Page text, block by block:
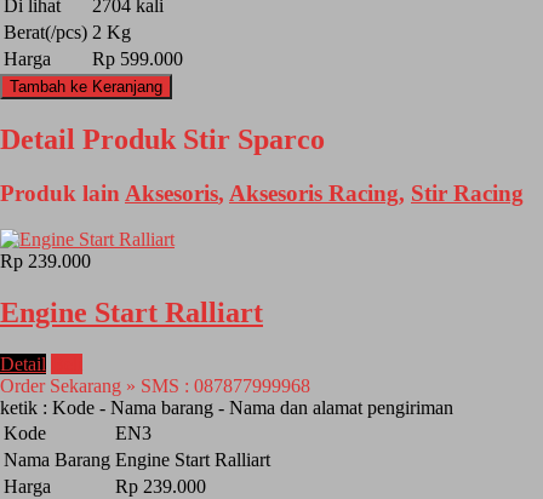
Di lihat
2704 kali
Berat(/pcs) 2 Kg
Harga
Rp 599.000
Tambah ke Keranjang
Detail Produk Stir Sparco
Produk lain Aksesoris, Aksesoris Racing, Stir Racing
Rp 239.000
Engine Start Ralliart
Detail
Order Sekarang » SMS : 087877999968
ketik : Kode - Nama barang - Nama dan alamat pengiriman
Kode
EN3
Nama Barang Engine Start Ralliart
Harga
Rp 239.000